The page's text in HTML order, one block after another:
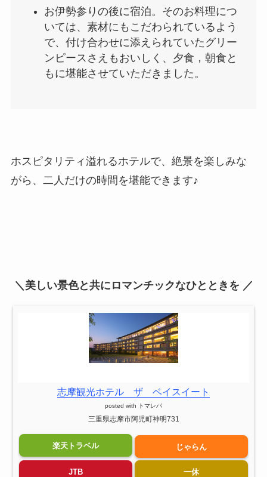
お伊勢参りの後に宿泊。そのお料理につ
いては、素材にもこだわられているよう
で、付け合わせに添えられていたグリー
ンピースさえもおいしく、夕食，朝食と
もに堪能させていただきました。
ホスピタリティ溢れるホテルで、絶景を楽しみな
がら、二人だけの時間を堪能できます♪
＼美しい景色と共にロマンチックなひとときを ／
志摩観光ホテル ザ ベイスイート
posted with トマレバ
三重県志摩市阿児町神明731
楽天トラベル じゃらん
JTB 一休